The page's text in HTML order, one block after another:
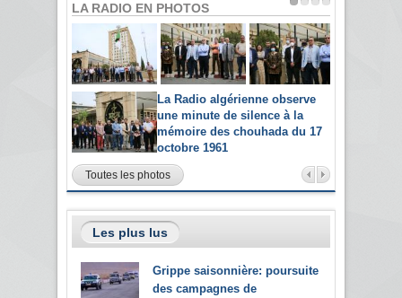
LA RADIO EN PHOTOS
La Radio algérienne observe
une minute de silence à la
mémoire des chouhada du 17
octobre 1961
Toutes les photos
Les plus lus
Grippe saisonnière: poursuite
des campagnes de